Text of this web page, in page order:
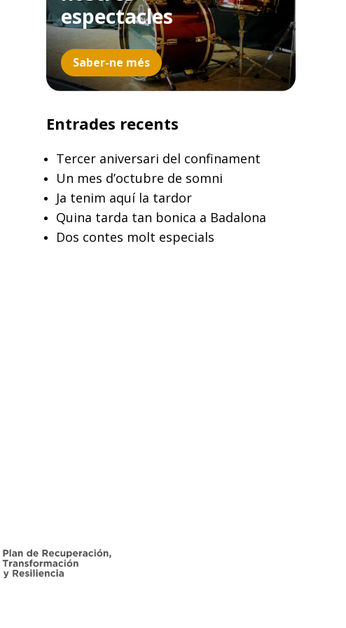
espectacles
Saber-ne més
Entrades recents
Tercer aniversari del confinament
Un mes d’octubre de somni
Ja tenim aquí la tardor
Quina tarda tan bonica a Badalona
Dos contes molt especials